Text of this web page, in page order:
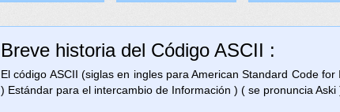
Breve historia del Código ASCII :
El código ASCII (siglas en ingles para American Standard Code
) Estándar para el intercambio de Información ) ( se pronuncia Aski